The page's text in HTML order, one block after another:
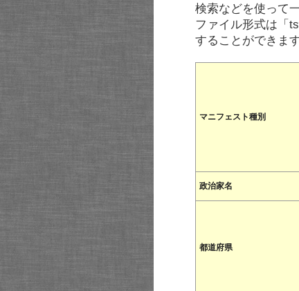
検索などを使って
ファイル形式は「
することができます
マニフェスト種別
政治家名
都道府県